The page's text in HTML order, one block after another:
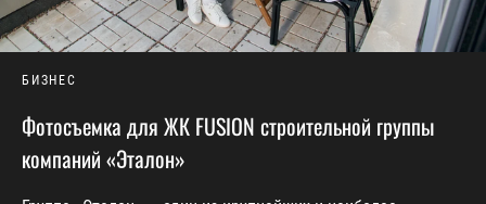
БИЗНЕС
Фотосъемка для ЖК FUSION строительной группы
компаний «Эталон»